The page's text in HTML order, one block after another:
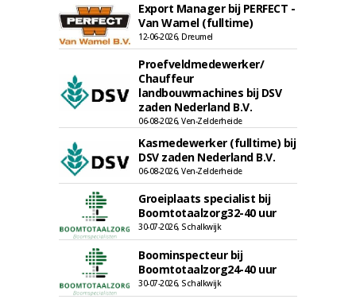
Export Manager bij PERFECT -
Van Wamel (fulltime)
12-06-2026, Dreumel
Proefveldmedewerker/
Chauffeur
landbouwmachines bij DSV
zaden Nederland B.V.
06-08-2026, Ven-Zelderheide
Kasmedewerker (fulltime) bij
DSV zaden Nederland B.V.
06-08-2026, Ven-Zelderheide
Groeiplaats specialist bij
Boomtotaalzorg32-40 uur
30-07-2026, Schalkwijk
Boominspecteur bij
Boomtotaalzorg24-40 uur
30-07-2026, Schalkwijk